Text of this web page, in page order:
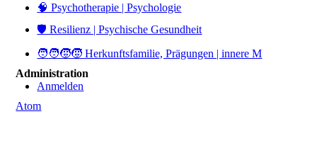
🧠 Psychotherapie | Psychologie
🛡️ Resilienz | Psychische Gesundheit
🧑‍🧑‍🧒‍🧒 Herkunftsfamilie, Prägungen | innere M
Administration
Anmelden
Atom